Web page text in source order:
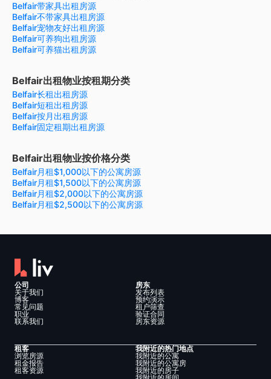
Belfair带家具出租房源
Belfair不带家具出租房源
Belfair宠物友好出租房源
Belfair可养狗出租房源
Belfair可养猫出租房源
Belfair出租物业按租期分类
Belfair长租出租房源
Belfair短租出租房源
Belfair按月出租房源
Belfair固定租期出租房源
Belfair出租物业按价格分类
Belfair月租$1,000以下的公寓房源
Belfair月租$1,500以下的公寓房源
Belfair月租$2,000以下的公寓房源
Belfair月租$2,500以下的公寓房源
公司
关于我们
博客
常见问题
职业
联系我们
房东
发布列表
预约演示
租户筛查
验证合同
房东资源
租客
浏览房源
租金报告
租客资源
我附近的热门地点
我附近的公寓
我附近的公寓房
我附近的房子